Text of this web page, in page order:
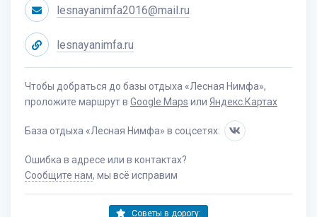
lesnayanimfa2016@mail.ru
lesnayanimfa.ru
Чтобы добраться до базы отдыха «Лесная Нимфа»,
проложите маршрут в Google Maps или Яндекс.Картах
База отдыха «Лесная Нимфа» в соцсетях:
Ошибка в адресе или в контактах?
Сообщите нам, мы всё исправим
Советы в дорогу: